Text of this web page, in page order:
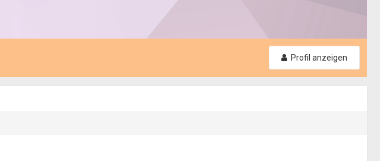
Profil anzeigen